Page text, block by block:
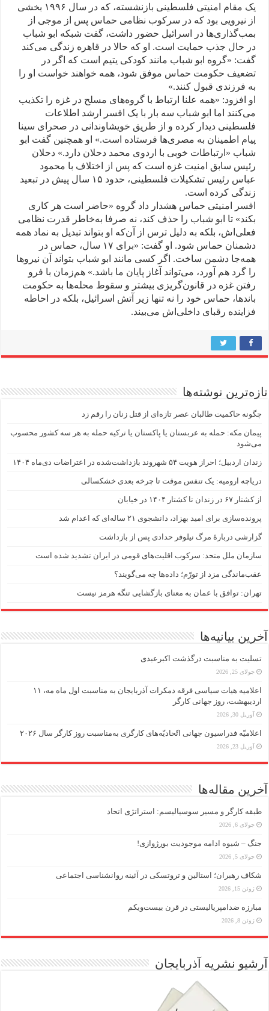
یک مقام امنیتی فلسطینی بازنشسته، که در سال ۱۹۹۶ بخشی
از نیرویی بود که در سرکوب نظامی حماس پس از موجی از
بمب‌گذاری‌ها در اسرائیل حضور داشت، گفت شبکه ابو شباب
در حال جذب حمایت است. او که حالا در قاهره زندگی می‌کند
گفت: «گروه ابو شباب مانند کودکی یتیم است که اگر در
تضعیف حکومت حماس موفق شود، همه خواهند خواست او را
به فرزندی قبول کنند.»
او افزود: «همه علنا ارتباط با گروه‌های مسلح در غزه را تکذیب
می‌کنند اما ابو شباب سه بار با یک افسر ارشد اطلاعات
فلسطینی دیدار کرده و از طریق خویشاوندانی در صحرای سینا
پیام‌ اطمینان به مصری‌ها فرستاده است.» او همچنین گفت ابو
شباب «ارتباطات خوبی با اردوی محمد دحلان دارد.» دحلان
رئیس سابق امنیت غزه است که پس از اختلاف با محمود
عباس رئیس تشکیلات فلسطینی، حدود ۱۵ سال پیش در تبعید
زندگی کرده است.
افسر امنیتی حماس هشدار داد گروه «حاضر است هر کاری
بکند» تا ابو شباب را حذف کند، نه صرفا به‌خاطر قدرت نظامی
فعلی‌اش، بلکه به دلیل ترس از آن‌که او بتواند تبدیل به نماد همه
دشمنان حماس شود. او گفت: «برای ۱۷ سال، حماس در
همه‌جا دشمن ساخت. اگر کسی مانند ابو شباب بتواند آن نیروها
را گرد هم آورد، می‌تواند آغاز پایان ما باشد.» هم‌زمان با فرو
رفتن غزه در قانون‌گریزی بیشتر و سقوط محله‌ها به حکومت
باندها، حماس خود را نه تنها زیر آتش اسرائیل، بلکه در احاطه
فزاینده رقبای داخلی‌اش می‌بیند.
تازه‌ترین نوشته‌ها
چگونه حاکمیت طالبان عصر تازه‌ای از قتل زنان را رقم زد
پیمان مکه: حمله به عربستان یا پاکستان یا ترکیه حمله به هر سه کشور محسوب
می‌شود
زندان اردبیل؛ احراز هویت ۵۴ شهروند بازداشت‌شده در اعتراضات دی‌ماه ۱۴۰۴
دریاچه ارومیه: یک تنفس موقت تا چرخه بعدی خشکسالی
از کشتار ۶۷ در زندان تا کشتار ۱۴۰۴ در خیابان
پرونده‌سازی برای امید بهزاد، دانشجوی ۲۱ ساله‌ای که اعدام شد
گزارشی دربارهٔ مرگ نیلوفر حدادی پس از بازداشت
سازمان ملل متحد: سرکوب اقلیت‌های قومی در ایران تشدید شده است
عقب‌ماندگی مزد از تورّم؛ داده‌ها چه می‌گویند؟
تهران: توافق با عمان به معنای بازگشایی تنگه هرمز نیست
آخرین بیانیه‌ها
تسلیت به مناسبت درگذشت اکبرعبدی
جولای 25, 2026
اعلامیه هیات سیاسی فرقه دمکرات آذربایجان به مناسبت اول ماه مه، ۱۱
اردیبهشت، روز جهانی کارگر
آوریل 30, 2026
اعلامیّه فدراسیون جهانی اتّحادیّه‌های کارگری به‌مناسبت روز کارگر سال ۲۰۲۶
آوریل 23, 2026
آخرین مقاله‌ها
طبقه کارگر و مسیر سوسیالیسم: استراتژی اتحاد
جولای 6, 2026
جنگ – شیوه ادامه موجودیت بورژوازی!
جولای 5, 2026
شکاف رهبران؛ استالین و تروتسکی در آئینه روانشناسی اجتماعی
ژوئن 15, 2026
مبارزه ضد‌امپریالیستی در قرن بیست‌ویکم
ژوئن 8, 2026
آرشیو نشریه آذربایجان